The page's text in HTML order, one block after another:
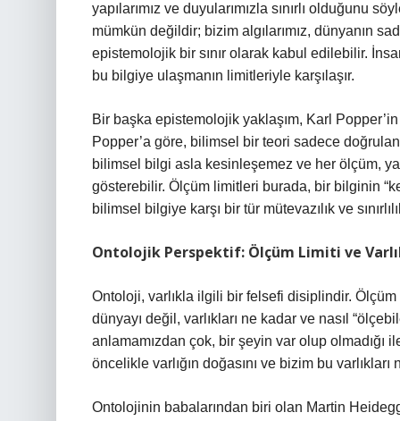
yapılarımız ve duyularımızla sınırlı olduğunu
mümkün değildir; bizim algılarımız, dünyanın
epistemolojik bir sınır olarak kabul edilebilir.
bu bilgiye ulaşmanın limitleriyle karşılaşır.
Bir başka epistemolojik yaklaşım, Karl
Popper’a göre, bilimsel bir teori sadece
bilimsel bilgi asla kesinleşemez ve her ölçüm,
gösterebilir. Ölçüm limitleri burada, bir bilginin
bilimsel bilgiye karşı bir tür mütevazılık ve
Ontolojik Perspektif: Ölçüm Limiti ve
Ontoloji, varlıkla ilgili bir felsefi disiplindir.
dünyayı değil, varlıkları ne kadar ve nasıl
anlamamızdan çok, bir şeyin var olup
öncelikle varlığın doğasını ve bizim bu varlıkları
Ontolojinin babalarından biri olan Martin